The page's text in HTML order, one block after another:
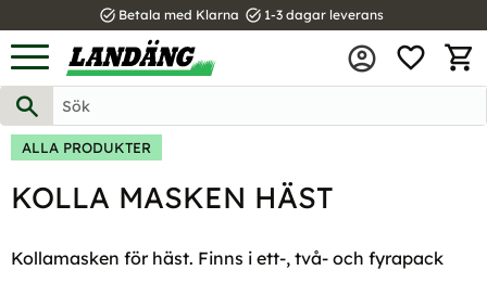
Meny
task_alt Betala med Klarna task_alt 1-3 dagar leverans
ALLA PRODUKTER
KOLLA MASKEN HÄST
Kollamasken för häst. Finns i ett-, två- och fyrapack